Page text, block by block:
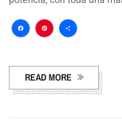
Facebook
Pinterest
READ MORE